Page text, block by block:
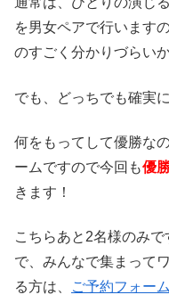
を男女ペアで行います
のすごく分かりづらい
でも、どっちでも確実
何をもってして優勝な
ームですので今回も優
きます！
こちらあと2名様のみ
で、みんなで集まって
る方は、
ご予約フォーム